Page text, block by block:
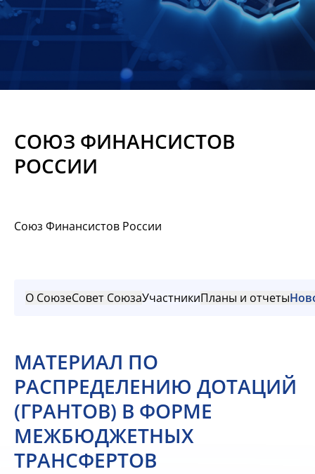
отчеты
Контакты
Материалы
СОЮЗ ФИНАНСИСТОВ
РОССИИ
Союз Финансистов России
О СоюзеСовет СоюзаУчастникиПланы и отчеты
МАТЕРИАЛ ПО
РАСПРЕДЕЛЕНИЮ ДОТАЦИЙ
(ГРАНТОВ) В ФОРМЕ
МЕЖБЮДЖЕТНЫХ
ТРАНСФЕРТОВ